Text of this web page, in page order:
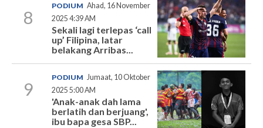
8
PODIUM Ahad, 16 November
2025 4:39 AM
Sekali lagi terlepas ‘call
up’ Filipina, latar
belakang Arribas...
9
PODIUM Jumaat, 10 Oktober
2025 5:00 AM
'Anak-anak dah lama
berlatih dan berjuang',
ibu bapa gesa SBP...